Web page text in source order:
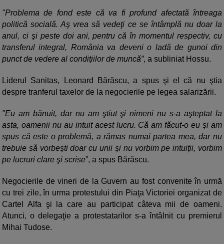
"Problema de fond este că va fi profund afectată întreaga
politică socială. Aş vrea să vedeţi ce se întâmplă nu doar la
anul, ci şi peste doi ani, pentru că în momentul respectiv, cu
transferul integral, România va deveni o ladă de gunoi din
punct de vedere al condiţiilor de muncă”, a subliniat Hossu.
Liderul Sanitas, Leonard Bărăscu, a spus şi el că nu ştia
despre tranferul taxelor de la negocierile pe legea salarizării.
"Eu am bănuit, dar nu am ştiut şi nimeni nu s-a aşteptat la
asta, oamenii nu au intuit acest lucru. Că am făcut-o eu şi am
spus că este o problemă, a rămas numai partea mea, dar nu
trebuie să vorbeşti doar cu unii şi nu vorbim pe intuiţii, vorbim
pe lucruri clare şi scrise”, a spus Bărăscu.
Negocierile de vineri de la Guvern au fost convenite în urmă
cu trei zile, în urma protestului din Piaţa Victoriei organizat de
Cartel Alfa şi la care au participat câteva mii de oameni.
Atunci, o delegaţie a protestatarilor s-a întâlnit cu premierul
Mihai Tudose.